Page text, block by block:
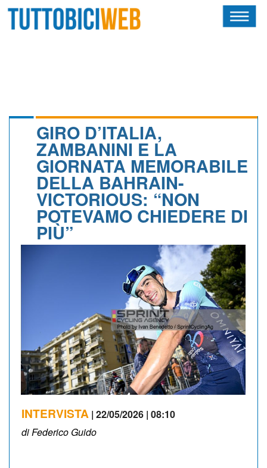
CALENDARIO
ALBI D'ORO
GIRO D’ITALIA,
ZAMBANINI E LA
GIORNATA MEMORABILE
DELLA BAHRAIN-
VICTORIOUS: “NON
POTEVAMO CHIEDERE DI
PIÙ”
INTERVISTA | 22/05/2026 | 08:10
di Federico Guido